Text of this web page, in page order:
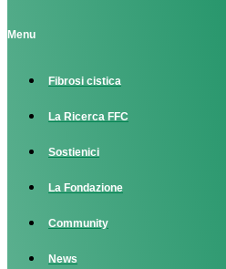
Menu
Fibrosi cistica
La Ricerca FFC
Sostienici
La Fondazione
Community
News